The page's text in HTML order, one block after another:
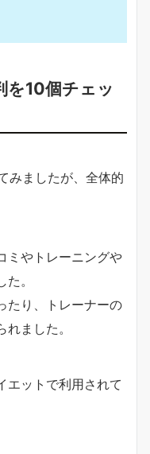
を10個チェッ
みましたが、全体的
ミやトレーニングや
。
たり、トレーナーの
ました。
エットで利用されて